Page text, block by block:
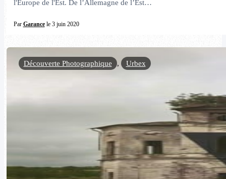
l'Europe de l'Est. De l’Allemagne de l’Est…
Par Garancele 3 juin 2020
Découverte Photographique , Urbex